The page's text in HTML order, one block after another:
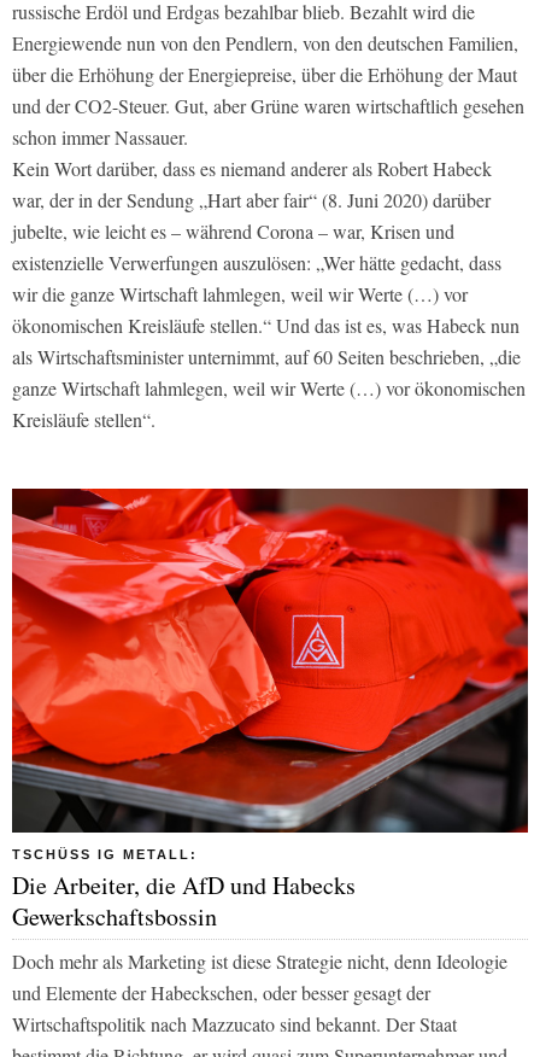
russische Erdöl und Erdgas bezahlbar blieb. Bezahlt wird die
Energiewende nun von den Pendlern, von den deutschen Familien,
über die Erhöhung der Energiepreise, über die Erhöhung der Maut
und der CO2-Steuer. Gut, aber Grüne waren wirtschaftlich gesehen
schon immer Nassauer.
Kein Wort darüber, dass es niemand anderer als Robert Habeck
war, der in der Sendung „Hart aber fair“ (8. Juni 2020) darüber
jubelte, wie leicht es – während Corona – war, Krisen und
existenzielle Verwerfungen auszulösen: „Wer hätte gedacht, dass
wir die ganze Wirtschaft lahmlegen, weil wir Werte (…) vor
ökonomischen Kreisläufe stellen.“ Und das ist es, was Habeck nun
als Wirtschaftsminister unternimmt, auf 60 Seiten beschrieben, „die
ganze Wirtschaft lahmlegen, weil wir Werte (…) vor ökonomischen
Kreisläufe stellen“.
TSCHÜSS IG METALL:
Die Arbeiter, die AfD und Habecks
Gewerkschaftsbossin
Doch mehr als Marketing ist diese Strategie nicht, denn Ideologie
und Elemente der Habeckschen, oder besser gesagt der
Wirtschaftspolitik nach Mazzucato sind bekannt. Der Staat